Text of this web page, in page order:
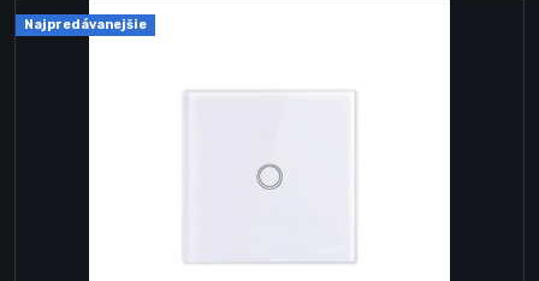
Najpredávanejšie